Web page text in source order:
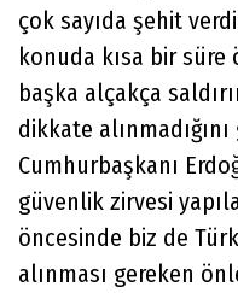
çok sayıda şehit
konuda kısa bir
başka alçakça
dikkate
Cumhurbaşkanı
güvenlik zirvesi
öncesinde biz de
alınması gereken